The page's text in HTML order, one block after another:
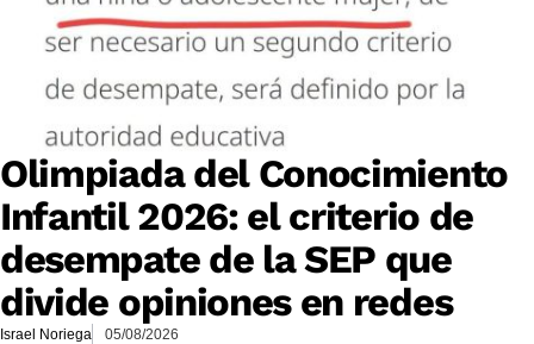
Olimpiada del Conocimiento
Infantil 2026: el criterio de
desempate de la SEP que
divide opiniones en redes
Israel Noriega 05/08/2026